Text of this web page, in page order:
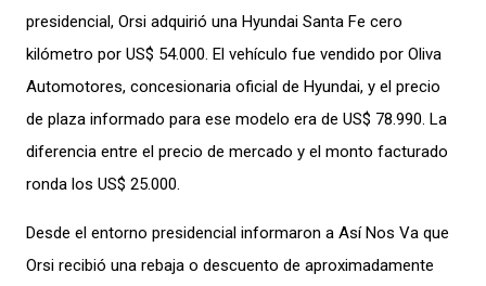
presidencial, Orsi adquirió una Hyundai Santa Fe cero
kilómetro por US$ 54.000. El vehículo fue vendido por Oliva
Automotores, concesionaria oficial de Hyundai, y el precio
de plaza informado para ese modelo era de US$ 78.990. La
diferencia entre el precio de mercado y el monto facturado
ronda los US$ 25.000.
Desde el entorno presidencial informaron a Así Nos Va que
Orsi recibió una rebaja o descuento de aproximadamente